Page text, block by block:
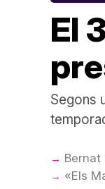
El
Segons
Bernat
«Els